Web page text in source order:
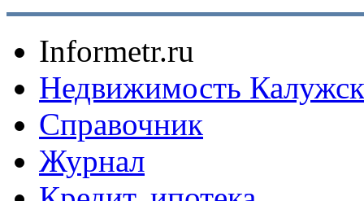
Informetr.ru
Недвижимость
Справочник
Журнал